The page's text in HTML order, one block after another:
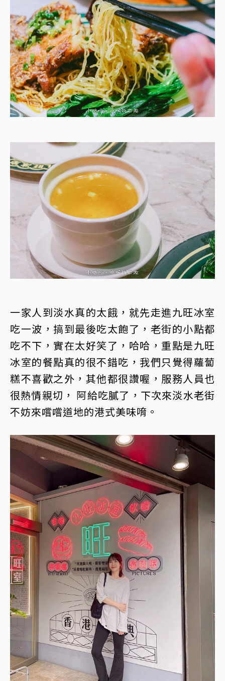
一家人到淡水真的太餓，就先走進九旺冰室
吃一波，搞到最後吃太飽了，老街的小點都
吃不下，實在太好笑了，哈哈，重點是九旺
冰室的餐點真的很不錯吃，我們只覺得蘿蔔
糕不喜歡之外，其他都很讚喔，服務人員也
很熱情親切， 阿給吃膩了，下次來淡水老街
不妨來嚐嚐道地的港式美味唷。